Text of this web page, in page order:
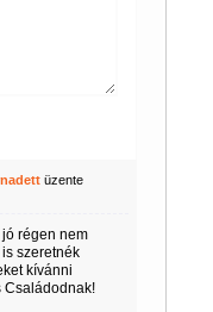
üzente
régen nem
szeretnék
kívánni
Családodnak!